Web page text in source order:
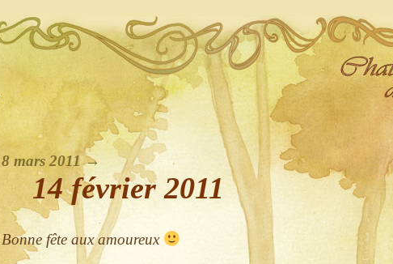
8 mars 2011→
14 février 2011
Bonne fête aux amoureux